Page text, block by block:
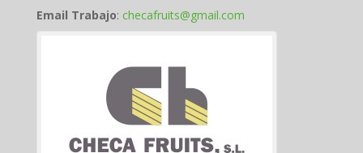
Email Trabajo: checafruits@gmail.com